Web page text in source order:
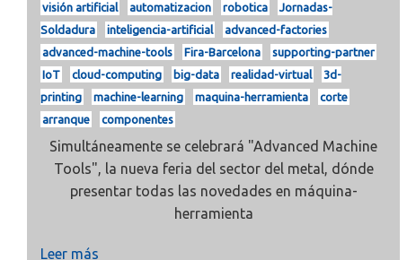
visión artificial
automatizacion robotica
Jornadas-
Soldadura
inteligencia-artificial
advanced-factories
advanced-machine-tools
Fira-Barcelona
supporting-partner
IoT
cloud-computing big-data realidad-virtual
3d-
printing
machine-learning maquina-herramienta
corte
arranque
componentes
Simultáneamente se celebrará "Advanced Machine
Tools", la nueva feria del sector del metal, dónde
presentar todas las novedades en máquina-
herramienta
Leer más